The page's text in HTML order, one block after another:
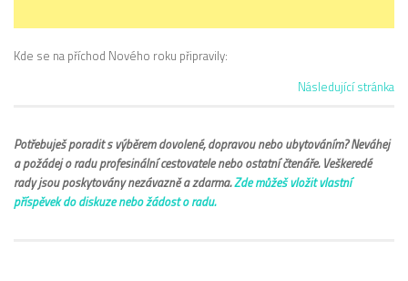
Kde se na příchod Nového roku připravily:
Následující stránka
Potřebuješ poradit s výběrem dovolené, dopravou nebo ubytováním? Neváhej
a požádej o radu profesinální cestovatele nebo ostatní čtenáře. Veškeredé
rady jsou poskytovány nezávazně a zdarma.Zde můžeš vložit vlastní
příspěvek do diskuze nebo žádost o radu.